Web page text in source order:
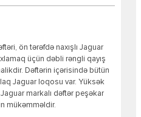
ön tərəfdə naxışlı Jaguar
üçün dəbli rəngli qayış
Dəftərin içərisində bütün
Jaguar loqosu var. Yüksək
markalı dəftər peşəkar
mükəmməldir.